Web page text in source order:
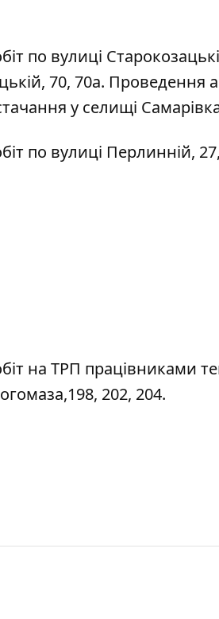
по вулиці
70, 70а. Проведення
у селищі
по вулиці Перлинній,
на ТРП працівниками
202, 204.